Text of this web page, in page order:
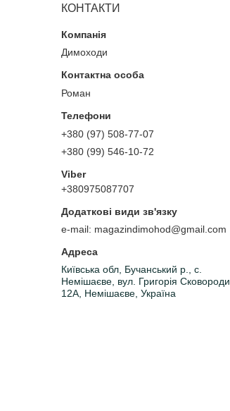
КОНТАКТИ
Димоходи
Роман
+380 (97) 508-77-07
+380 (99) 546-10-72
+380975087707
e-mail magazindimohod@gmail.com
Київська обл, Бучанський р., с.
Немішаєве, вул. Григорія Сковороди,
12А, Немішаєве, Україна